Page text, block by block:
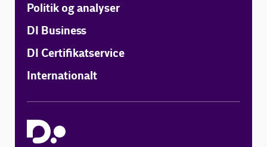
Politik og analyser
DI Business
DI Certifikatservice
Internationalt